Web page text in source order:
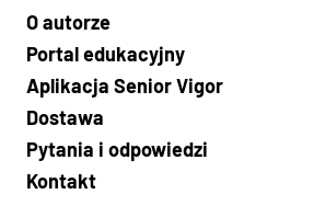
O autorze
Portal edukacyjny
Aplikacja Senior Vigor
Dostawa
Pytania i odpowiedzi
Kontakt